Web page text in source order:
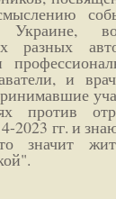
разных
и
против
2023 гг. и
значит